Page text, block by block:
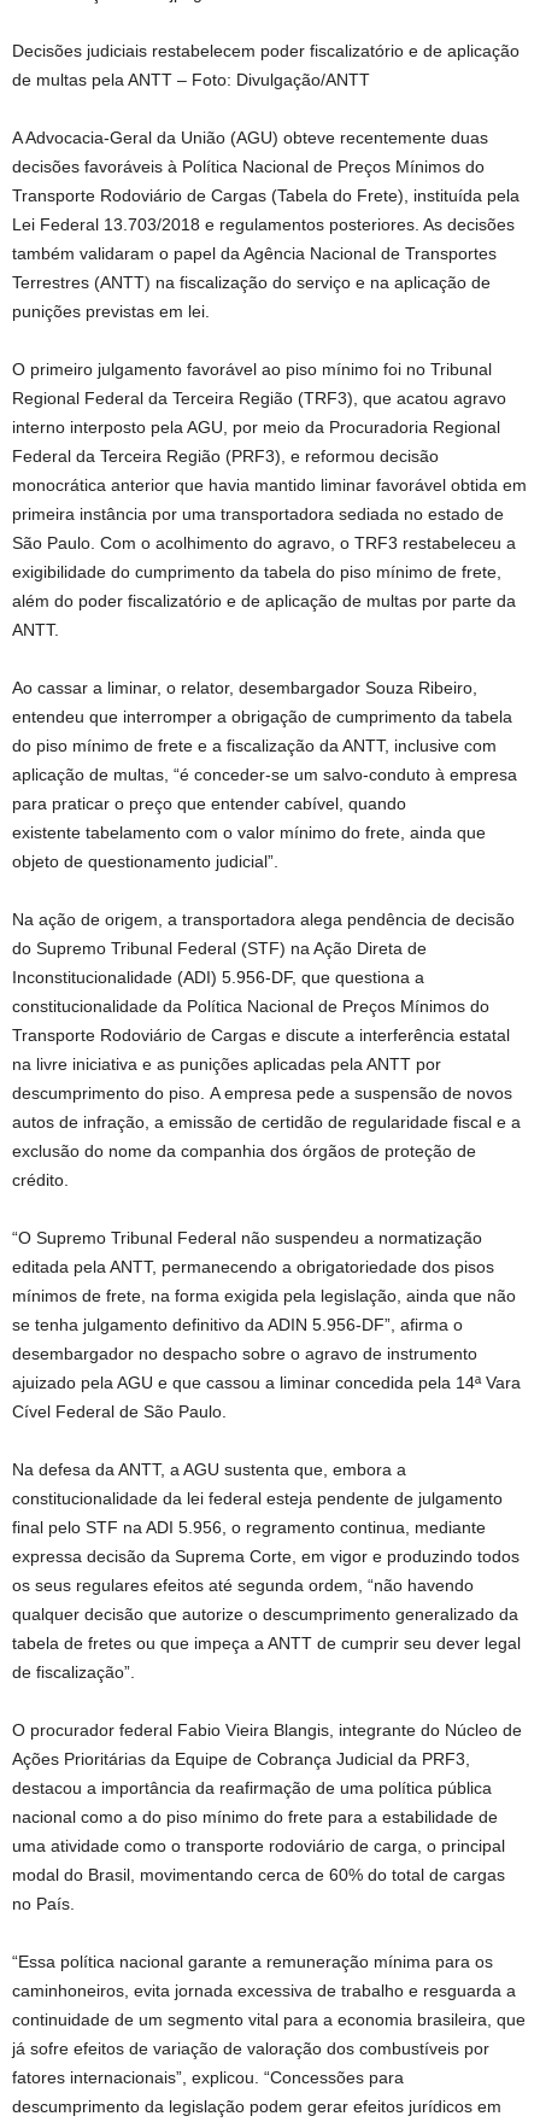
Decisões judiciais restabelecem poder fiscalizatório e de aplicação
de multas pela ANTT – Foto: Divulgação/ANTT
A Advocacia-Geral da União (AGU) obteve recentemente duas
decisões favoráveis à Política Nacional de Preços Mínimos do
Transporte Rodoviário de Cargas (Tabela do Frete), instituída pela
Lei Federal 13.703/2018 e regulamentos posteriores. As decisões
também validaram o papel da Agência Nacional de Transportes
Terrestres (ANTT) na fiscalização do serviço e na aplicação de
punições previstas em lei.
O primeiro julgamento favorável ao piso mínimo foi no Tribunal
Regional Federal da Terceira Região (TRF3), que acatou agravo
interno interposto pela AGU, por meio da Procuradoria Regional
Federal da Terceira Região (PRF3), e reformou decisão
monocrática anterior que havia mantido liminar favorável obtida em
primeira instância por uma transportadora sediada no estado de
São Paulo. Com o acolhimento do agravo, o TRF3 restabeleceu a
exigibilidade do cumprimento da tabela do piso mínimo de frete,
além do poder fiscalizatório e de aplicação de multas por parte da
ANTT.
Ao cassar a liminar, o relator, desembargador Souza Ribeiro,
entendeu que interromper a obrigação de cumprimento da tabela
do piso mínimo de frete e a fiscalização da ANTT, inclusive com
aplicação de multas, “é conceder-se um salvo-conduto à empresa
para praticar o preço que entender cabível, quando
existente tabelamento com o valor mínimo do frete, ainda que
objeto de questionamento judicial”.
Na ação de origem, a transportadora alega pendência de decisão
do Supremo Tribunal Federal (STF) na Ação Direta de
Inconstitucionalidade (ADI) 5.956-DF, que questiona a
constitucionalidade da Política Nacional de Preços Mínimos do
Transporte Rodoviário de Cargas e discute a interferência estatal
na livre iniciativa e as punições aplicadas pela ANTT por
descumprimento do piso. A empresa pede a suspensão de novos
autos de infração, a emissão de certidão de regularidade fiscal e a
exclusão do nome da companhia dos órgãos de proteção de
crédito.
“O Supremo Tribunal Federal não suspendeu a normatização
editada pela ANTT, permanecendo a obrigatoriedade dos pisos
mínimos de frete, na forma exigida pela legislação, ainda que não
se tenha julgamento definitivo da ADIN 5.956-DF”, afirma o
desembargador no despacho sobre o agravo de instrumento
ajuizado pela AGU e que cassou a liminar concedida pela 14ª Vara
Cível Federal de São Paulo.
Na defesa da ANTT, a AGU sustenta que, embora a
constitucionalidade da lei federal esteja pendente de julgamento
final pelo STF na ADI 5.956, o regramento continua, mediante
expressa decisão da Suprema Corte, em vigor e produzindo todos
os seus regulares efeitos até segunda ordem, “não havendo
qualquer decisão que autorize o descumprimento generalizado da
tabela de fretes ou que impeça a ANTT de cumprir seu dever legal
de fiscalização”.
O procurador federal Fabio Vieira Blangis, integrante do Núcleo de
Ações Prioritárias da Equipe de Cobrança Judicial da PRF3,
destacou a importância da reafirmação de uma política pública
nacional como a do piso mínimo do frete para a estabilidade de
uma atividade como o transporte rodoviário de carga, o principal
modal do Brasil, movimentando cerca de 60% do total de cargas
no País.
“Essa política nacional garante a remuneração mínima para os
caminhoneiros, evita jornada excessiva de trabalho e resguarda a
continuidade de um segmento vital para a economia brasileira, que
já sofre efeitos de variação de valoração dos combustíveis por
fatores internacionais”, explicou. “Concessões para
descumprimento da legislação podem gerar efeitos jurídicos em